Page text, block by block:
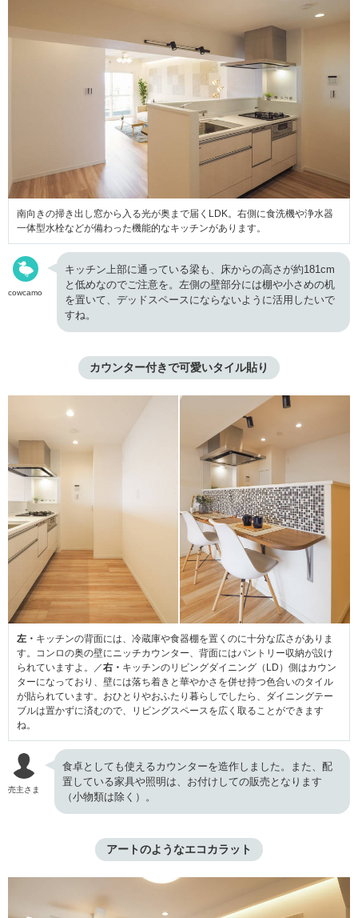
南向きの掃き出し窓から入る光が奥まで届くLDK。右側に食洗機や浄水器
一体型水栓などが備わった機能的なキッチンがあります。
cowcamo
キッチン上部に通っている梁も、床からの高さが約181cm
と低めなのでご注意を。左側の壁部分には棚や小さめの机
を置いて、デッドスペースにならないように活用したいで
すね。
カウンター付きで可愛いタイル貼り
左・ キッチンの背面には、冷蔵庫や食器棚を置くのに十分な広さがありま
す。コンロの奥の壁にニッチカウンター、背面にはパントリー収納が設け
られていますよ。／右・ キッチンのリビングダイニング（LD）側はカウン
ターになっており、壁には落ち着きと華やかさを併せ持つ色合いのタイル
が貼られています。おひとりやおふたり暮らしでしたら、ダイニングテー
ブルは置かずに済むので、リビングスペースを広く取ることができます
ね。
売主さま
食卓としても使えるカウンターを造作しました。また、配
置している家具や照明は、お付けしての販売となります
（小物類は除く）。
アートのようなエコカラット